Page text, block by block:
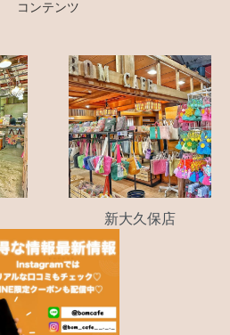
コンテンツ
新大久保店